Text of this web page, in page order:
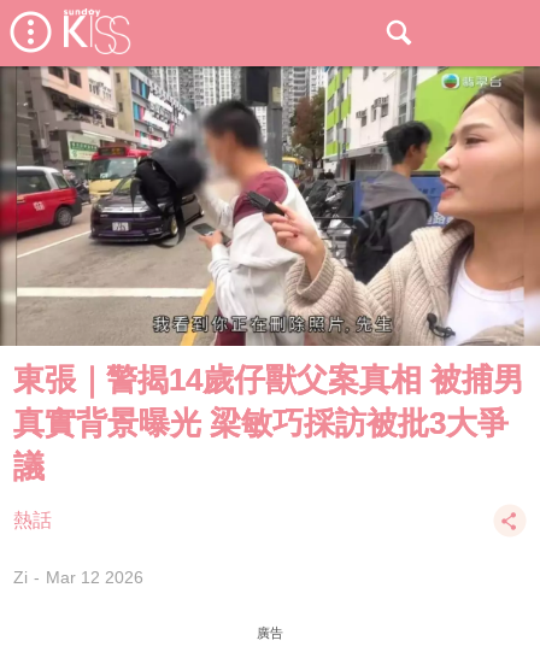
東張｜警揭14歲仔獸父案真相 被捕男
真實背景曝光 梁敏巧採訪被批3大爭
議
熱話
Zi Mar 12 2026
廣告